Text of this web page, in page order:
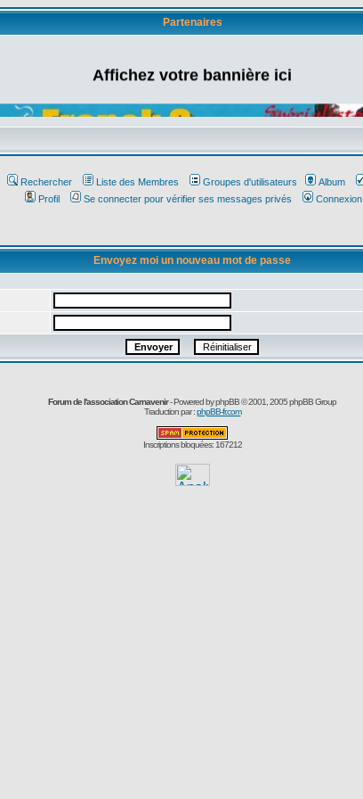
Partenaires
Affichez votre bannière ici
Rechercher Liste des Membres Groupes d'utilisateurs Album
Profil
Se connecter pour vérifier ses messages privés Connexion
Envoyez moi un nouveau mot de passe
Forum de l'association Carnavenir- Powered byphpBB© 2001, 2005 phpBB Group
Traduction par :phpBB-fr.com
Inscriptions bloquées: 167212